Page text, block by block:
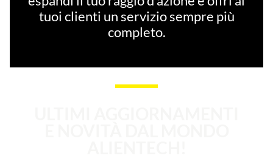
tuoi clienti un servizio sempre più
completo.